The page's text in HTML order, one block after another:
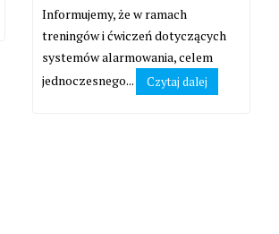
Informujemy, że w ramach
treningów i ćwiczeń dotyczących
systemów alarmowania, celem
jednoczesnego...
Czytaj dalej